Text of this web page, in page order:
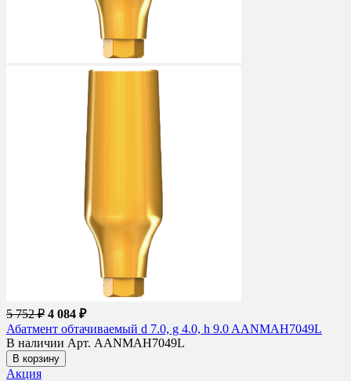
5 752 ₽ 4 084 ₽
Абатмент обтачиваемый d 7.0, g 4.0, h 9.0 AANMAH7049L
В наличии Арт. AANMAH7049L
В корзину
Акция